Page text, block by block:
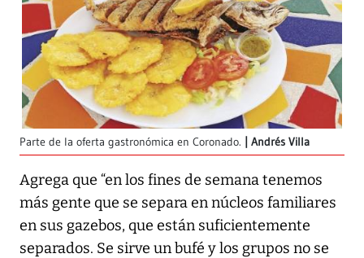
Parte de la oferta gastronómica en Coronado. Andrés Villa
Agrega que “en los fines de semana tenemos
más gente que se separa en núcleos familiares
en sus gazebos, que están suficientemente
separados. Se sirve un bufé y los grupos no se